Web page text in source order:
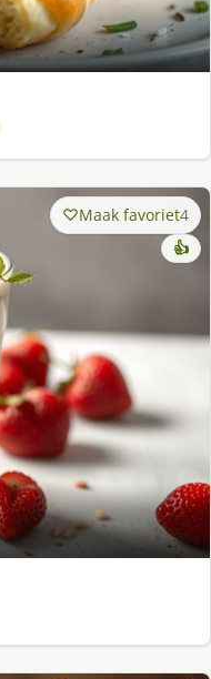
Maak favoriet4
👍